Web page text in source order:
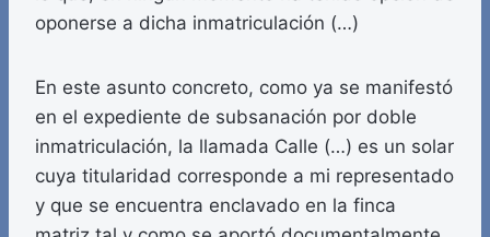
oponerse a dicha inmatriculación (…)
En este asunto concreto, como ya se manifestó
en el expediente de subsanación por doble
inmatriculación, la llamada Calle (…) es un solar
cuya titularidad corresponde a mi representado
y que se encuentra enclavado en la finca